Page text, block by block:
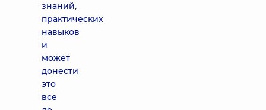
знаний,
практических
навыков
и
может
донести
это
все